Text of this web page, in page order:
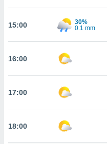
In
dass wir
für die
15:00
30%
0.1 mm
16:00
17:00
18:00